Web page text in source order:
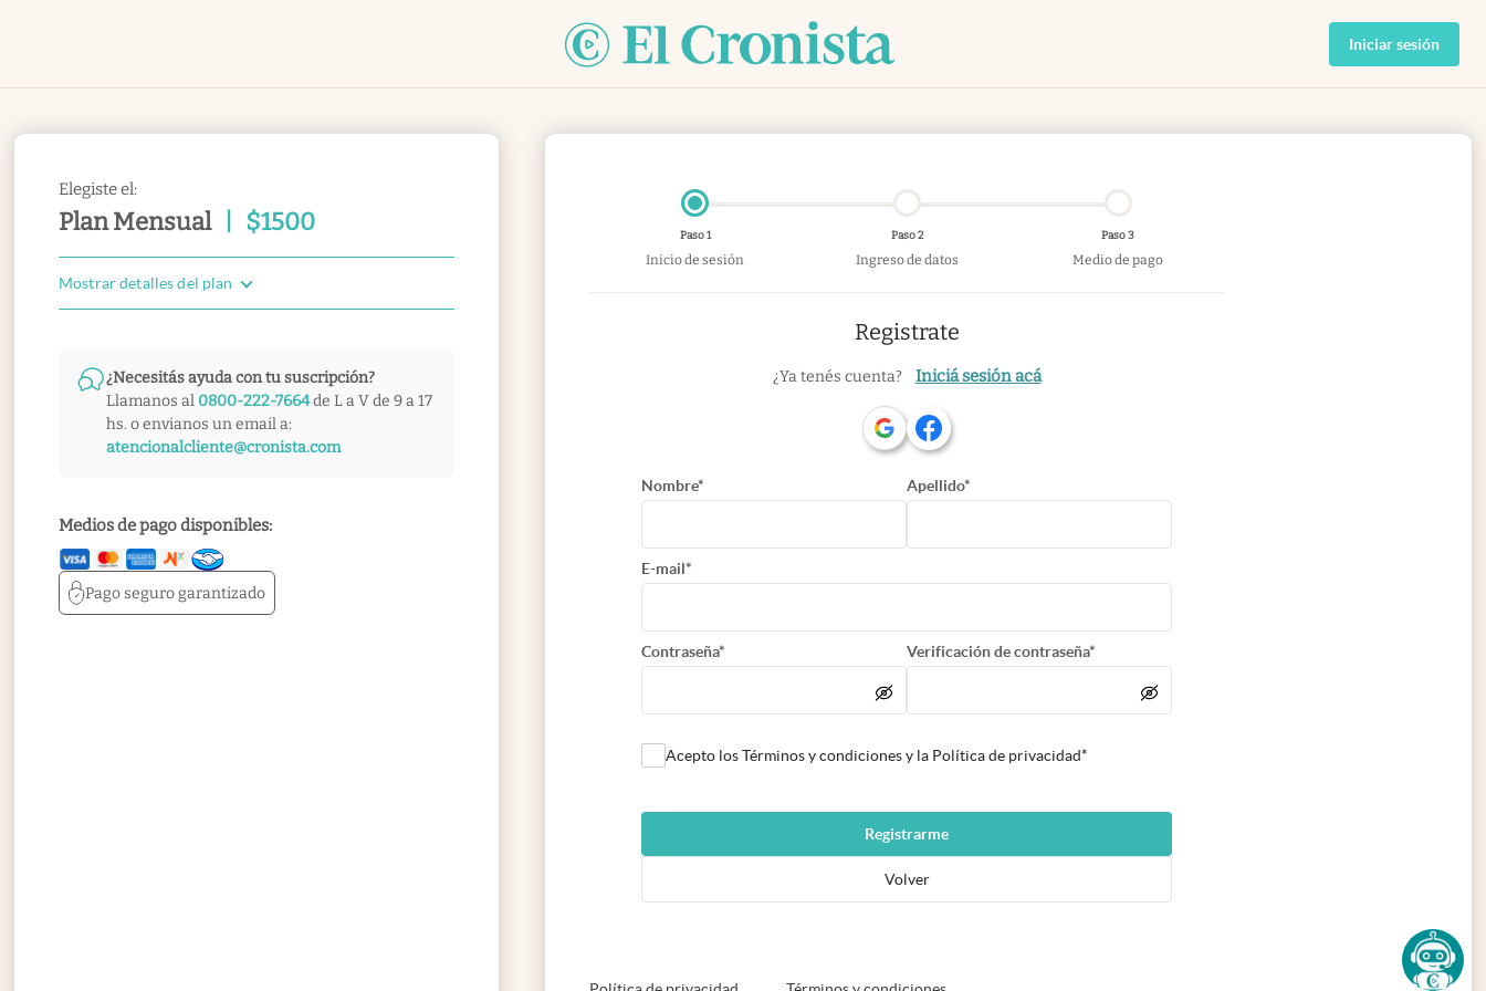
Iniciar sesión
Elegiste el:
Plan Mensual $1500
Mostrar detalles del plan
¿Necesitás ayuda con tu suscripción?
Llamanos al 0800-222-7664de L a V de 9 a 17
hs. o envianos un email a:
atencionalcliente@cronista.com
Medios de pago disponibles:
Pago segurogarantizado
Paso 1
Inicio de sesión
Paso 2
Ingreso de datos
Paso 3
Medio de pago
Registrate
¿Ya tenés cuenta? Iniciá sesión acá
Nombre* Apellido*
E-mail*
Contraseña* Verificación de contraseña*
Acepto los Términos y condiciones y la Política de privacidad*
Registrarme
Volver